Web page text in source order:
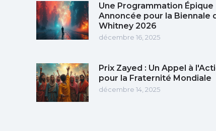
Une Programmation Épique
Annoncée pour la Biennale
Whitney 2026
décembre 16, 2025
Prix Zayed : Un Appel à
pour la Fraternité Mondiale
décembre 14, 2025